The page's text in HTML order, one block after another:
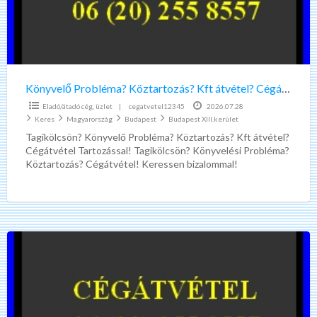
Cégátvétel
Tartozással!
Könyvelő Probléma? Köztartozás? Kft átvétel? Cégátvétel Tartozással!
Eladó/átadó cég, üzlet | cegatvetel12345
2026.07.28
Keres
Magyarország Budapest Budapest XIII.kerület
Tagikölcsön? Könyvelő Probléma? Köztartozás? Kft átvétel?
Cégátvétel Tartozással! Tagikölcsön? Könyvelési Probléma?
Köztartozás? Cégátvétel! Keressen bizalommal!
[…]
Tagikölcsön?
Könyvelő
Probléma?
Köztartozás?